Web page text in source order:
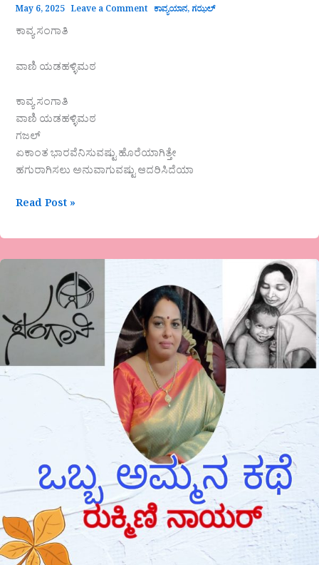
May 6, 2025 Leave a Comment ಕಾವ್ಯಯಾನ, ಗಝಲ್
ಕಾವ್ಯ ಸಂಗಾತಿ
ವಾಣಿ ಯಡಹಳ್ಳಿಮಠ
ಕಾವ್ಯ ಸಂಗಾತಿ
ವಾಣಿ ಯಡಹಳ್ಳಿಮಠ
ಗಜಲ್
ಏಕಾಂತ ಭಾರವೆನಿಸುವಷ್ಟು ಹೊರೆಯಾಗಿತ್ತೇ
ಹಗುರಾಗಿಸಲು ಅನುವಾಗುವಷ್ಟು ಆದರಿಸಿದೆಯಾ
Read Post »